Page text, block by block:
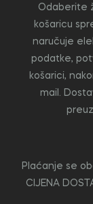
Odaberite
košaricu
naručuje
podatke,
košarici,
mail.
Plaćanje se
CIJENA